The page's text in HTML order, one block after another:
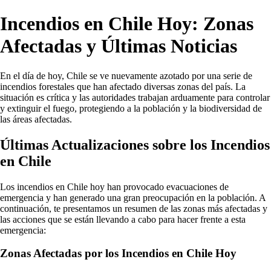
Incendios en Chile Hoy: Zonas
Afectadas y Últimas Noticias
En el día de hoy, Chile se ve nuevamente azotado por una serie de
incendios forestales que han afectado diversas zonas del país. La
situación es crítica y las autoridades trabajan arduamente para controlar
y extinguir el fuego, protegiendo a la población y la biodiversidad de
las áreas afectadas.
Últimas Actualizaciones sobre los Incendios
en Chile
Los incendios en Chile hoy han provocado evacuaciones de
emergencia y han generado una gran preocupación en la población. A
continuación, te presentamos un resumen de las zonas más afectadas y
las acciones que se están llevando a cabo para hacer frente a esta
emergencia:
Zonas Afectadas por los Incendios en Chile Hoy